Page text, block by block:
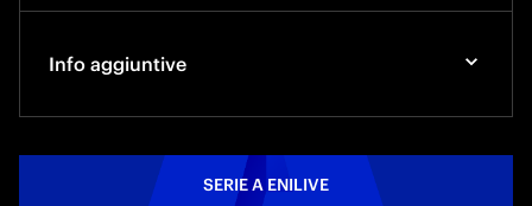
Info aggiuntive
SERIE A ENILIVE